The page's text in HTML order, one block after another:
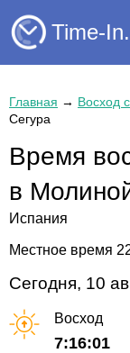
Time-
Главная → Восход
Сегура
Время
в
Испания
Местное время
Сегодня, 10
Восход
7:16:01